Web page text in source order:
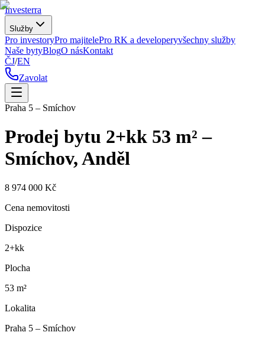
Investerra
Služby
Pro investoryPro majitelePro RK a developeryvšechny služby
Naše bytyBlogO násKontakt
ČJ/EN
Zavolat
Praha 5 – Smíchov
Prodej bytu 2+kk 53 m² –
Smíchov, Anděl
8 974 000 Kč
Cena nemovitosti
Dispozice
2+kk
Plocha
53 m²
Lokalita
Praha 5 – Smíchov